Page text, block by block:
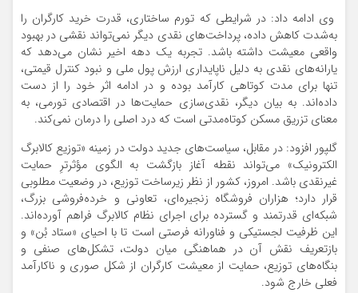
وی ادامه داد: در شرایطی که تورم ساختاری، قدرت خرید کارگران را
به‌شدت کاهش داده، پرداخت‌های نقدی دیگر نمی‌تواند نقشی در بهبود
واقعی معیشت داشته باشد. تجربه یک دهه اخیر نشان می‌دهد که
یارانه‌های نقدی به دلیل ناپایداری ارزش پول ملی و نبود کنترل قیمتی،
تنها برای مدت کوتاهی کارآمد بوده و در ادامه اثر خود را از دست
داده‌اند. به بیان دیگر، نقدی‌سازی حمایت‌ها در اقتصادی تورمی، به
معنای تزریق مسکن کوتاه‌مدتی است که درد اصلی را درمان نمی‌کند.
گلپور افزود: در مقابل، سیاست‌های جدید دولت در زمینه «توزیع کالابرگ
الکترونیک» می‌تواند نقطه آغاز بازگشت به الگوی مؤثرترِ حمایت
غیرنقدی باشد. امروز، کشور از نظر زیرساخت توزیع، در وضعیت مطلوبی
قرار دارد؛ هزاران فروشگاه زنجیره‌ای، تعاونی و خرده‌فروشی بزرگ،
شبکه‌ای قدرتمند و گسترده برای اجرای نظام کالابرگ فراهم آورده‌اند.
این ظرفیت لجستیکی و فناورانه فرصتی است تا با احیای «ستاد بُن» و
بازتعریف نقش آن در هماهنگی میان دولت، تشکل‌های صنفی و
بنگاه‌های توزیع، حمایت از معیشت کارگران از شکل صوری و ناکارآمد
فعلی خارج شود.